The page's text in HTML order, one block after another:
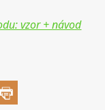
vzor + návod